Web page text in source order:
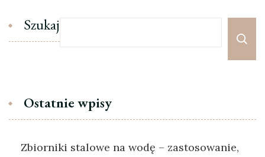
Szukaj
Ostatnie wpisy
Zbiorniki stalowe na wodę – zastosowanie,